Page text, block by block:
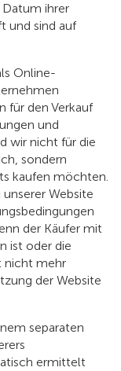
ihrer
und sind auf
Online-
für den Verkauf
und
wir nicht für die
sondern
kaufen möchten.
Website
der Käufer mit
ist oder die
nicht mehr
der Website
separaten
ermittelt